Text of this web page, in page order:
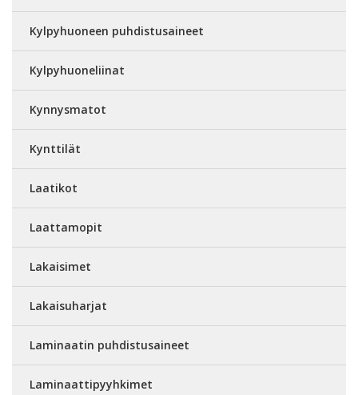
Kylpyhuoneen puhdistusaineet
Kylpyhuoneliinat
Kynnysmatot
Kynttilät
Laatikot
Laattamopit
Lakaisimet
Lakaisuharjat
Laminaatin puhdistusaineet
Laminaattipyyhkimet